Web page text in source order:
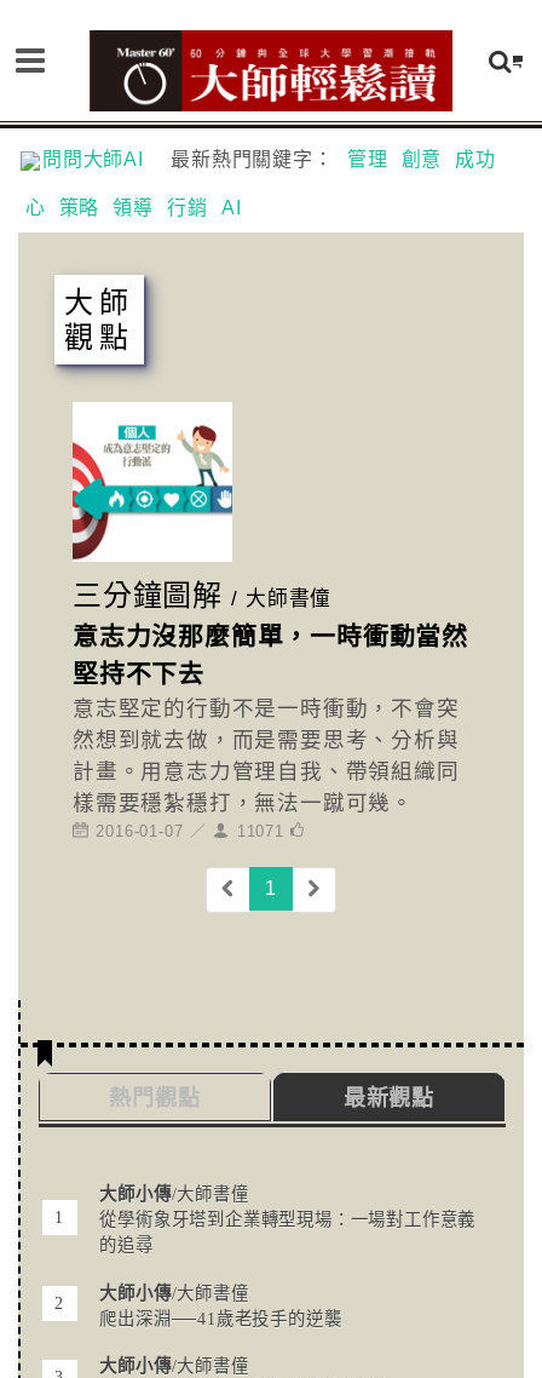
問問大師AI 最新熱門關鍵字： 管理 創意 成功
心 策略 領導 行銷 AI
大師
觀點
三分鐘圖解 / 大師書僮
意志力沒那麼簡單，一時衝動當然
堅持不下去
意志堅定的行動不是一時衝動，不會突
然想到就去做，而是需要思考、分析與
計畫。用意志力管理自我、帶領組織同
樣需要穩紮穩打，無法一蹴可幾。
2016-01-07 ／ 11071
1 (current)
最新觀點
熱門觀點
大師小傳/大師書僮
從學術象牙塔到企業轉型現場：一場對工作意義
的追尋
大師小傳/大師書僮
爬出深淵──41歲老投手的逆襲
大師小傳/大師書僮